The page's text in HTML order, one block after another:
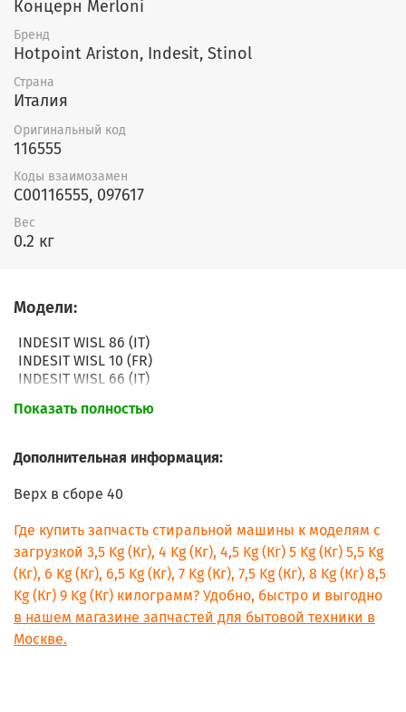
Концерн Merloni
Бренд
Hotpoint Ariston, Indesit, Stinol
Страна
Италия
Оригинальный код
116555
Коды взаимозамен
C00116555, 097617
Вес
0.2 кг
Модели:
INDESIT WISL 86 (IT)
INDESIT WISL 10 (FR)
INDESIT WISL 66 (IT)
INDESIT WISE 107 (IT)
INDESIT WISL 125 (DE)
INDESIT WISL 62 X (EX)
INDESIT WISL 65 (PL)
INDESIT WISL 105 (PL)
INDESIT WISL 125 X (EX)
INDESIT WISL 85 (PL)
INDESIT WISL 85 X (EX)
INDESIT WISL 105 X (EX)
INDESIT WISE 87 (PL)
INDESIT WISE 107 (PL)
INDESIT WISE 107 X (EX)
INDESIT WISE 127 X (EX)
Показать полностью
Дополнительная информация:
Верх в сборе 40
Где купить запчасть стиральной машины к моделям с
загрузкой 3,5 Kg (Кг), 4 Kg (Кг), 4,5 Kg (Кг) 5 Kg (Кг) 5,5 Kg
(Кг), 6 Kg (Кг), 6,5 Kg (Кг), 7 Kg (Кг), 7,5 Kg (Кг), 8 Kg (Кг) 8,5
Kg (Кг) 9 Kg (Кг) килограмм? Удобно, быстро и выгодно
в нашем магазине запчастей для бытовой техники в
Москве.